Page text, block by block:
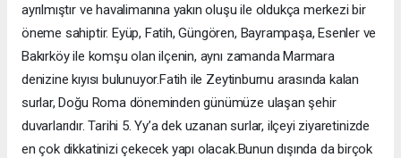
ayrılmıştır ve havalimanına yakın oluşu ile oldukça merkezi bir
öneme sahiptir. Eyüp, Fatih, Güngören, Bayrampaşa, Esenler ve
Bakırköy ile komşu olan ilçenin, aynı zamanda Marmara
denizine kıyısı bulunuyor.Fatih ile Zeytinburnu arasında kalan
surlar, Doğu Roma döneminden günümüze ulaşan şehir
duvarlarıdır. Tarihi 5. Yy’a dek uzanan surlar, ilçeyi ziyaretinizde
en çok dikkatinizi çekecek yapı olacak.Bunun dışında da birçok